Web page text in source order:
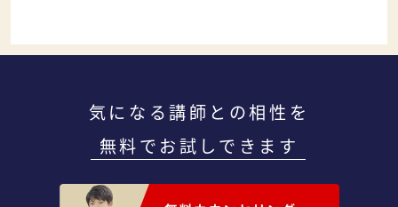
気になる講師との相性を
無料でお試しできます